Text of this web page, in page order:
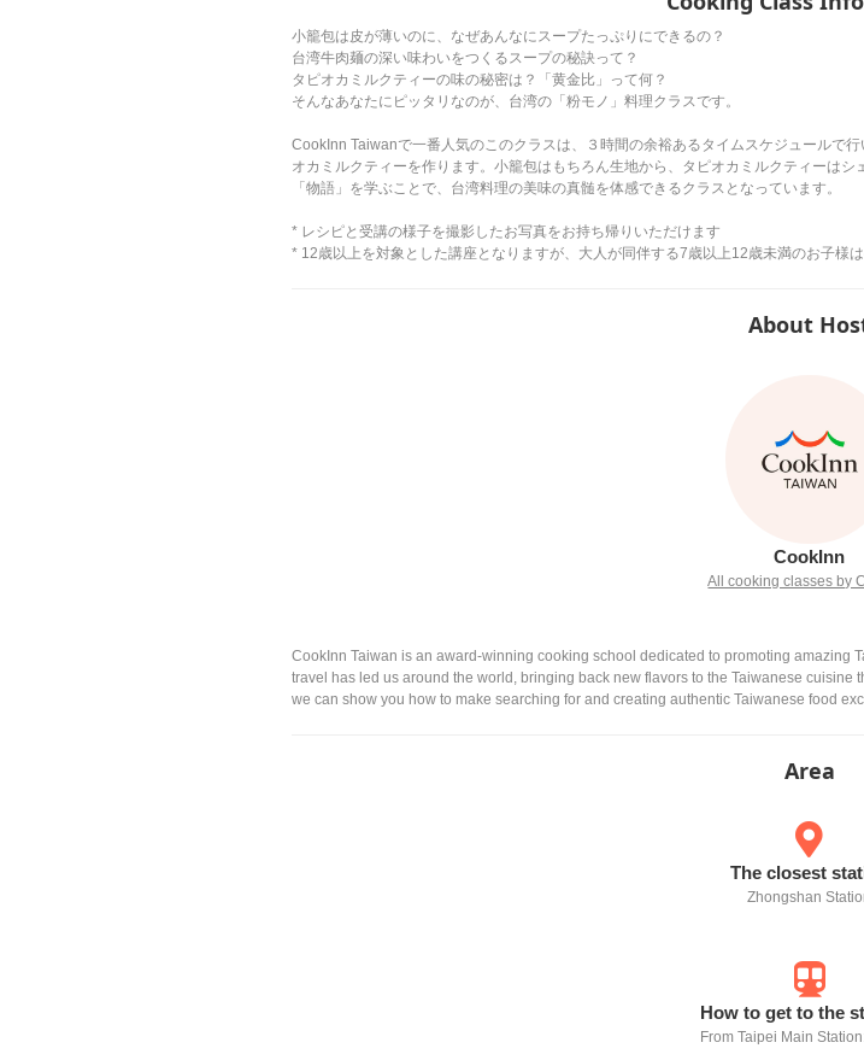
小籠包は皮が薄いのに、なぜあんなにスープたっぷりにできるの？
台湾牛肉麺の深い味わいをつくるスープの秘訣って？
タピオカミルクティーの味の秘密は？「黄金比」って何？
そんなあなたにピッタリなのが、台湾の「粉モノ」料理クラスです。
CookInn Taiwanで一番人気のこのクラスは、３時間の余裕あるタイムスケジュールで
オカミルクティーを作ります。小籠包はもちろん生地から、タピオカミルクティーは
「物語」を学ぶことで、台湾料理の美味の真髄を体感できるクラスとなっています。
* レシピと受講の様子を撮影したお写真をお持ち帰りいただけます
* 12歳以上を対象とした講座となりますが、大人が同伴する7歳以上12歳未満のお子様
About
CookInn
All cooking classes by
CookInn Taiwan is an award-winning cooking school dedicated to promoting amazing
travel has led us around the world, bringing back new flavors to the Taiwanese
we can show you how to make searching for and creating authentic Taiwanese food
Area
The closest
Zhongshan
How to get to the
From Taipei Main